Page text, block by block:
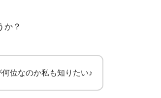
か？
位なのか私も知りたい♪